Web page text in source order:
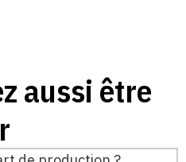
aussi être